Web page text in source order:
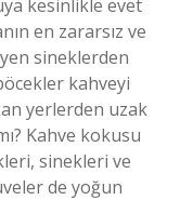
kesinlikle evet
en zararsız ve
sineklerden
kahveyi
yerlerden uzak
Kahve kokusu
sinekleri ve
de yoğun